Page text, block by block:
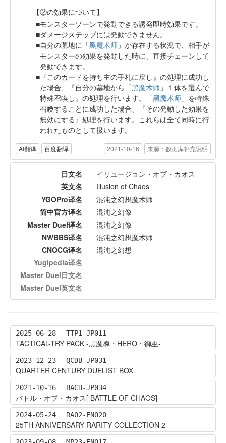
【②の効果について】
モンスターゾーンで発動できる誘発即時効果です。
ダメージステップには発動できません。
自分の墓地に「黑魔术师 」が存在する状況で、相手が
モンスターの効果を発動した時に、直接チェーンして
発動できます。
『このカードを持ち主の手札に戻し』の処理に成功し
た場合、『自分の墓地から「黑魔术师 」１体を選んで
特殊召喚し』の処理を行います。「黑魔术师 」を特殊
召喚することに成功した場合、『その発動した効果を
無効にする』処理を行います。これらは全て同時に行
われたものとして扱います。
AI翻译 百度翻译 2021-10-16 来源：数据库补充说明
日文名
イリュージョン・オブ・カオス
英文名
Illusion of Chaos
YGOPro译名
混沌之幻想魔术师
简中官方译名
混沌之幻像
Master Duel译名
混沌之幻像
NWBBS译名
混沌之幻想魔术师
CNOCG译名
混沌之幻想
Yugipedia译名
Master Duel日文名
Master Duel英文名
2025-06-28 TTP1-JP011
TACTICAL-TRY PACK -黒魔導・HERO・御巫-
2023-12-23 QCDB-JP031
QUARTER CENTURY DUELIST BOX
2021-10-16 BACH-JP034
バトル・オブ・カオス[ BATTLE OF CHAOS]
2024-05-24 RA02-EN020
25TH ANNIVERSARY RARITY COLLECTION 2